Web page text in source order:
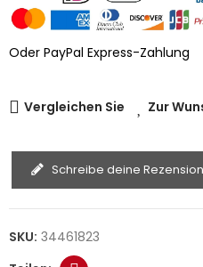
Oder PayPal Express-Zahlung
Vergleichen Sie Zur
Schreibe deine Rezension
SKU: 34461823